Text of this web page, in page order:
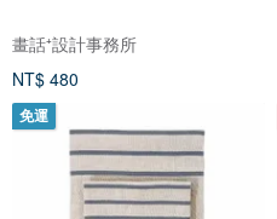
畫話⁺設計事務所
NT$ 480
免運